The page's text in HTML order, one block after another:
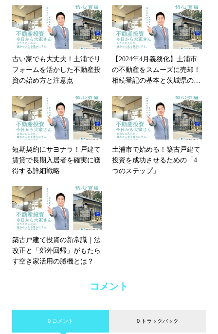
古い家でも大丈夫！土浦でリ
フォームを活かした不動産投
資の始め方と注意点
【2024年4月義務化】土浦市
の不動産をスムーズに売却！
相続登記の基本と茨城県の現
短期契約にサヨナラ！戸建て
賃貸で長期入居者を確実に獲
得する詳細戦略
土浦市で始める！築古戸建て
投資を成功させるための「4
つのステップ」
築古戸建て投資の新常識｜法
改正と「郊外回帰」がもたら
す空き家活用の勝機とは？
コメント
0 コメント 0 トラックバック